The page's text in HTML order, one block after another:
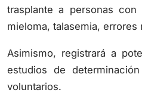
trasplante a personas
mieloma, talasemia,
Asimismo, registrará a
estudios de
voluntarios.